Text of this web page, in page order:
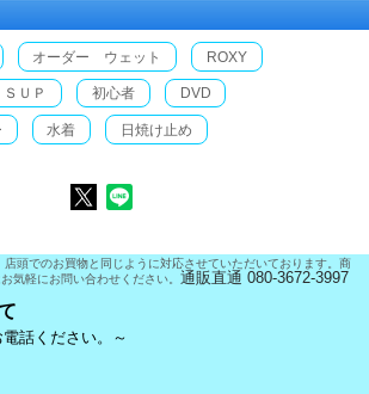
オーダー ウェット ROXY
ＳＵＰ 初心者 DVD
水着 日焼け止め
頭でのお買物と同じように対応させていただいております。商
気軽にお問い合わせください。 通販直通 080-3672-3997
話ください。～